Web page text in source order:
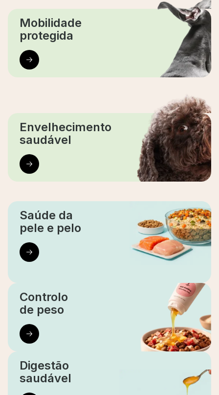
Mobilidade
protegida
Envelhecimento
saudável
Saúde da
pele e pelo
Controlo
de peso
Digestão
saudável